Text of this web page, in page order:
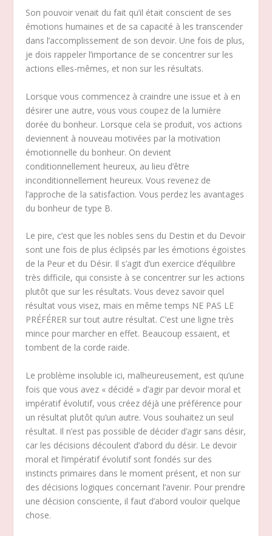
Son pouvoir venait du fait qu’il était conscient de ses
émotions humaines et de sa capacité à les transcender
dans l’accomplissement de son devoir. Une fois de plus,
je dois rappeler l’importance de se concentrer sur les
actions elles-mêmes, et non sur les résultats.
Lorsque vous commencez à craindre une issue et à en
désirer une autre, vous vous coupez de la lumière
dorée du bonheur. Lorsque cela se produit, vos actions
deviennent à nouveau motivées par la motivation
émotionnelle du bonheur. On devient
conditionnellement heureux, au lieu d’être
inconditionnellement heureux. Vous revenez de
l’approche de la satisfaction. Vous perdez les avantages
du bonheur de type B.
Le pire, c’est que les nobles sens du Destin et du Devoir
sont une fois de plus éclipsés par les émotions égoïstes
de la Peur et du Désir. Il s’agit d’un exercice d’équilibre
très difficile, qui consiste à se concentrer sur les actions
plutôt que sur les résultats. Vous devez savoir quel
résultat vous visez, mais en même temps NE PAS LE
PRÉFÉRER sur tout autre résultat. C’est une ligne très
mince pour marcher en effet. Beaucoup essaient, et
tombent de la corde raide.
Le problème insoluble ici, malheureusement, est qu’une
fois que vous avez « décidé » d’agir par devoir moral et
impératif évolutif, vous créez déjà une préférence pour
un résultat plutôt qu’un autre. Vous souhaitez un seul
résultat. Il n’est pas possible de décider d’agir sans désir,
car les décisions découlent d’abord du désir. Le devoir
moral et l’impératif évolutif sont fondés sur des
instincts primaires dans le moment présent, et non sur
des décisions logiques concernant l’avenir. Pour prendre
une décision consciente, il faut d’abord vouloir quelque
chose.